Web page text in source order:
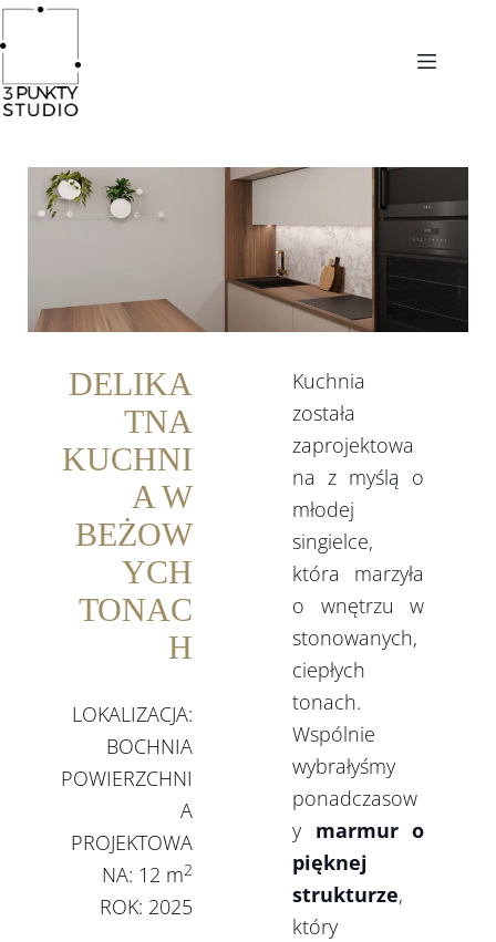
DELIKA
TNA
KUCHNI
A W
BEŻOW
YCH
TONAC
H
LOKALIZACJA:
BOCHNIA
POWIERZCHNI
A
PROJEKTOWA
NA: 12 m2
ROK: 2025
Kuchnia
została
zaprojektowa
na z myślą o
młodej
singielce,
która marzyła
o wnętrzu w
stonowanych,
ciepłych
tonach.
Wspólnie
wybrałyśmy
ponadczasow
y marmur o
pięknej
strukturze,
który